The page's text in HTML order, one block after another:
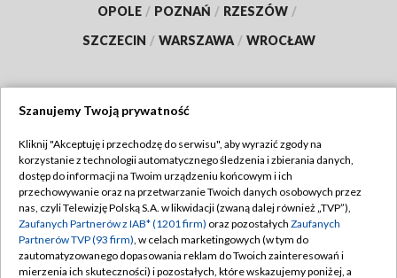
OPOLE / POZNAŃ / RZESZÓW /
SZCZECIN / WARSZAWA / WROCŁAW
TVP
Abonament TVP
Emisja w TVP
Centrum informacji TVP
Regulamin TVP
Polityka prywatności
Moje zgody
Szanujemy Twoją prywatność
Kliknij "Akceptuję i przechodzę do serwisu", aby wyrazić zgody na
korzystanie z technologii automatycznego śledzenia i zbierania danych,
dostęp do informacji na Twoim urządzeniu końcowym i ich
przechowywanie oraz na przetwarzanie Twoich danych osobowych przez
nas, czyli Telewizję Polską S.A. w likwidacji (zwaną dalej również „TVP”),
Zaufanych Partnerów z IAB* (1201 firm) oraz pozostałych Zaufanych
Partnerów TVP (93 firm), w celach marketingowych (w tym do
zautomatyzowanego dopasowania reklam do Twoich zainteresowań i
mierzenia ich skuteczności) i pozostałych, które wskazujemy poniżej, a